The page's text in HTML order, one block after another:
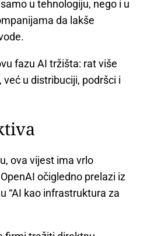
u tehnologiju, nego i u
da lakše
fazu AI tržišta: rat više
u distribuciji, podršci i
ova vijest ima vrlo
očigledno prelazi iz
“AI kao infrastruktura za